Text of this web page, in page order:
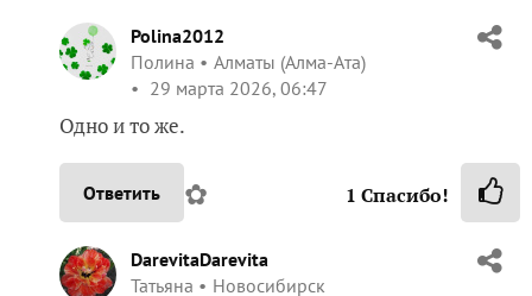
Polina2012
Полина
Алматы (Алма-Ата)
29 марта 2026, 06:47
Одно и то же.
Ответить ✿ 1 Спасибо!
DarevitaDarevita
Татьяна
Новосибирск